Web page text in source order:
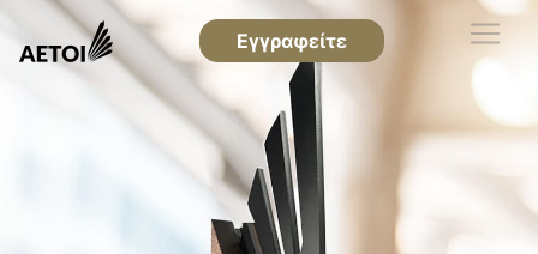
Εγγραφείτε